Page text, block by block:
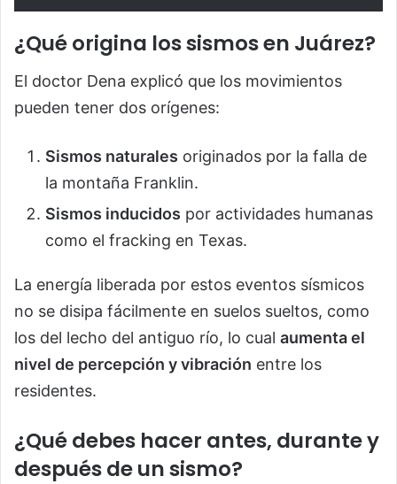
¿Qué origina los sismos en Juárez?
El doctor Dena explicó que los movimientos
pueden tener dos orígenes:
Sismos naturales originados por la falla de
la montaña Franklin.
Sismos inducidos por actividades humanas
como el fracking en Texas.
La energía liberada por estos eventos sísmicos
no se disipa fácilmente en suelos sueltos, como
los del lecho del antiguo río, lo cual aumenta el
nivel de percepción y vibración entre los
residentes.
¿Qué debes hacer antes, durante y
después de un sismo?